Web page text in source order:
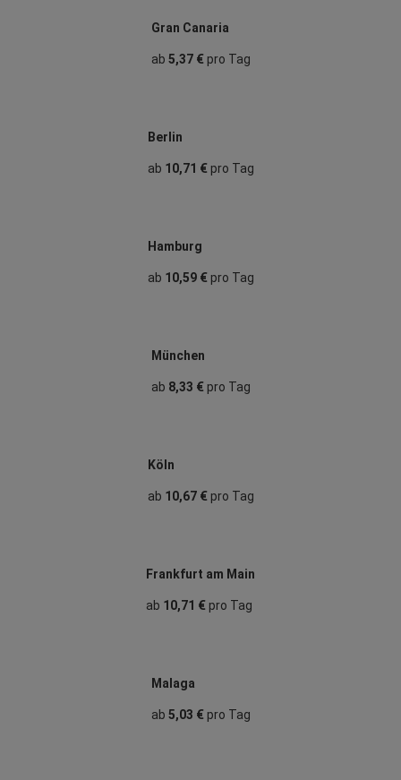
Gran Canaria
ab 5,37 €pro Tag
Berlin
ab 10,71 €pro Tag
Hamburg
ab 10,59 €pro Tag
München
ab 8,33 €pro Tag
Köln
ab 10,67 €pro Tag
Frankfurt am Main
ab 10,71 € pro Tag
Malaga
ab 5,03 €pro Tag